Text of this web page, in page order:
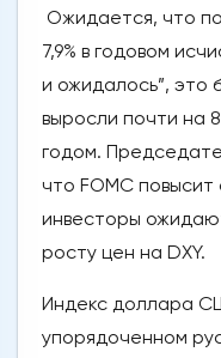
Ожидается, что
7,9% в годовом
и ожидалось”, это
выросли почти на
годом.
что FOMC
инвесторы
росту цен на DXY.
Индекс доллара
упорядоченном